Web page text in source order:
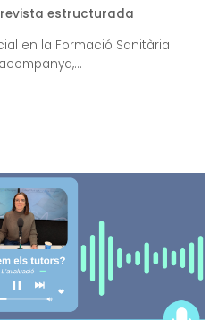
estructurada
en la Formació Sanitària